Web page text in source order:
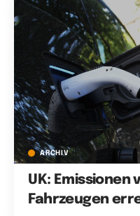
ARCHIV
UK: Emissionen
Fahrzeugen